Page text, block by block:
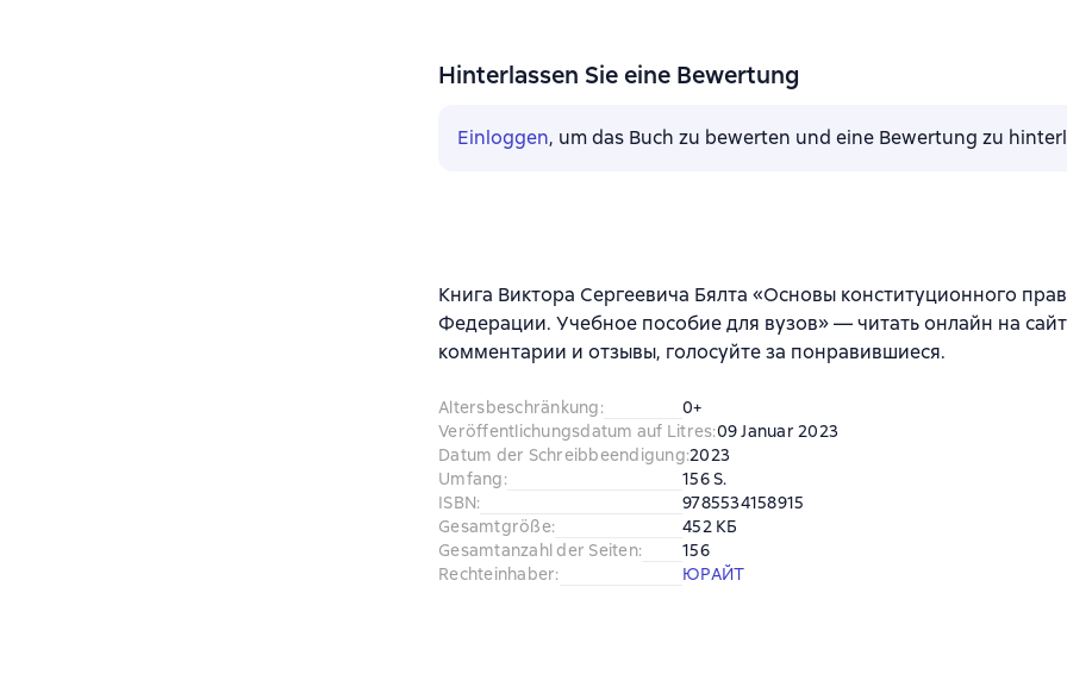
Hinterlassen Sie eine Bewertung
Einloggen, um das Buch zu bewerten und eine Bewertung zu
Книга Виктора Сергеевича Бялта «Основы конституционного
Федерации. Учебное пособие для вузов» — читать онлайн на
комментарии и отзывы, голосуйте за понравившиеся.
Altersbeschränkung:
0+
Veröffentlichungsdatum auf Litres:09 Januar 2023
Datum der Schreibbeendigung:2023
Umfang:
156 S.
ISBN:
9785534158915
Gesamtgröße:
452 КБ
Gesamtanzahl der Seiten:
156
Rechteinhaber: ЮРАЙТ